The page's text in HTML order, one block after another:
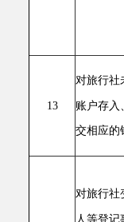
13
对旅行社
账户存入
交相应的
对旅行社
人等登